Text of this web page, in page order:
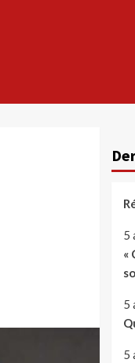
5
«
5
5